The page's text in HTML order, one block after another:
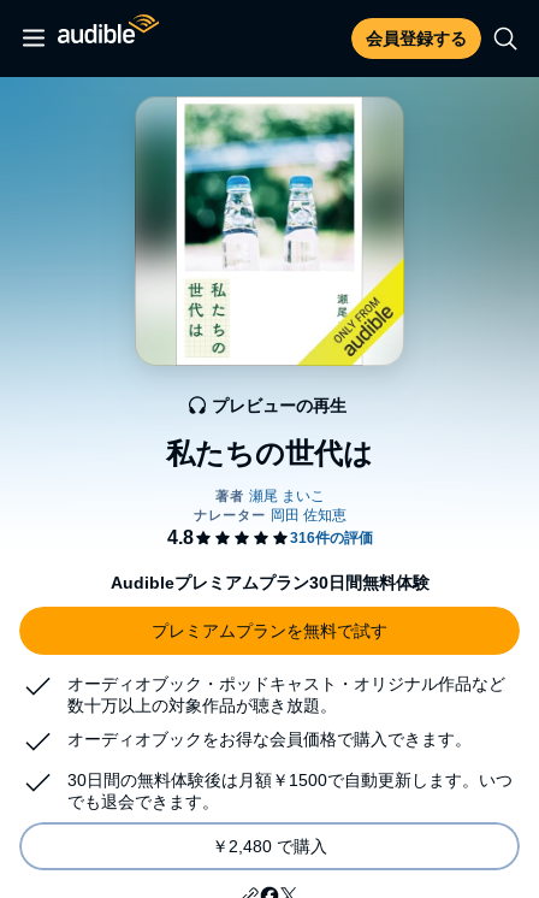
会員登録する
私たちの世代は
プレビューの再生
Audibleプレミアムプラン30日間無料体験
プレミアムプランを無料で試す
オーディオブック・ポッドキャスト・オリジナル作品など
数十万以上の対象作品が聴き放題。
オーディオブックをお得な会員価格で購入できます。
30日間の無料体験後は月額￥1500で自動更新します。いつ
でも退会できます。
￥2,480 で購入